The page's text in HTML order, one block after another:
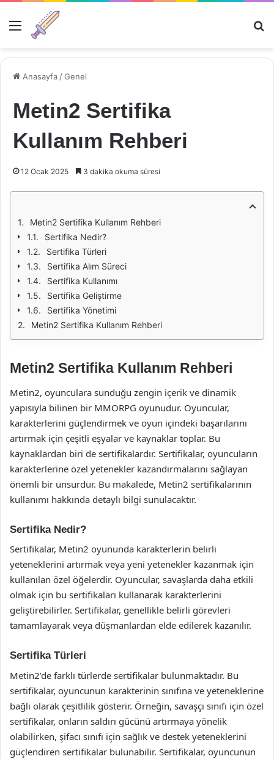
Menü
Anasayfa /Genel
Metin2 Sertifika
Kullanım Rehberi
12 Ocak 2025 3 dakika okuma süresi
Metin2 Sertifika Kullanım Rehberi
Sertifika Nedir?
Sertifika Türleri
Sertifika Alım Süreci
Sertifika Kullanımı
Sertifika Geliştirme
Sertifika Yönetimi
Metin2 Sertifika Kullanım Rehberi
Metin2 Sertifika Kullanım Rehberi
Metin2, oyunculara sunduğu zengin içerik ve dinamik
yapısıyla bilinen bir MMORPG oyunudur. Oyuncular,
karakterlerini güçlendirmek ve oyun içindeki başarılarını
artırmak için çeşitli eşyalar ve kaynaklar toplar. Bu
kaynaklardan biri de sertifikalardır. Sertifikalar, oyuncuların
karakterlerine özel yetenekler kazandırmalarını sağlayan
önemli bir unsurdur. Bu makalede, Metin2 sertifikalarının
kullanımı hakkında detaylı bilgi sunulacaktır.
Sertifika Nedir?
Sertifikalar, Metin2 oyununda karakterlerin belirli
yeteneklerini artırmak veya yeni yetenekler kazanmak için
kullanılan özel öğelerdir. Oyuncular, savaşlarda daha etkili
olmak için bu sertifikaları kullanarak karakterlerini
geliştirebilirler. Sertifikalar, genellikle belirli görevleri
tamamlayarak veya düşmanlardan elde edilerek kazanılır.
Sertifika Türleri
Metin2’de farklı türlerde sertifikalar bulunmaktadır. Bu
sertifikalar, oyuncunun karakterinin sınıfına ve yeteneklerine
bağlı olarak çeşitlilik gösterir. Örneğin, savaşçı sınıfı için özel
sertifikalar, onların saldırı gücünü artırmaya yönelik
olabilirken, şifacı sınıfı için sağlık ve destek yeteneklerini
güçlendiren sertifikalar bulunabilir. Sertifikalar, oyuncunun